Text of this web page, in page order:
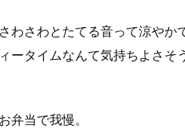
わさわとたてる音って涼や
ータイムなんて気持ちよさ
弁当で我慢。